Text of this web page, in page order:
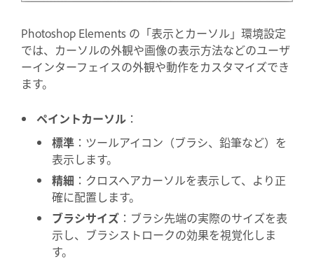
Photoshop Elements の「表示とカーソル」環境設定
では、カーソルの外観や画像の表示方法などのユーザ
ーインターフェイスの外観や動作をカスタマイズでき
ます。
ペイントカーソル ：
標準 ：ツールアイコン（ブラシ、鉛筆など）を
表示します。
精細 ：クロスヘアカーソルを表示して、より正
確に配置します。
ブラシサイズ ：ブラシ先端の実際のサイズを表
示し、ブラシストロークの効果を視覚化しま
す。